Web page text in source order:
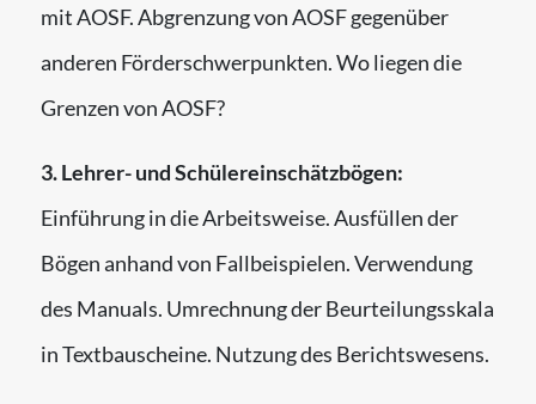
mit AOSF. Abgrenzung von AOSF gegenüber
anderen Förderschwerpunkten. Wo liegen die
Grenzen von AOSF?
3. Lehrer- und Schülereinschätzbögen:
Einführung in die Arbeitsweise. Ausfüllen der
Bögen anhand von Fallbeispielen. Verwendung
des Manuals. Umrechnung der Beurteilungsskala
in Textbauscheine. Nutzung des Berichtswesens.